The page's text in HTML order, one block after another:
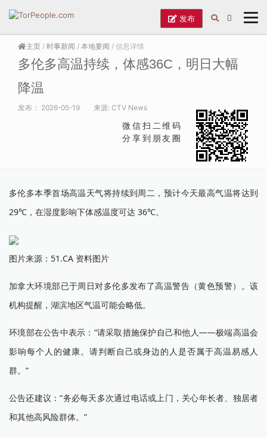
发布
主页 / 时事新闻 / 本地要闻 / 信息详情
多伦多高温持续，体感36C，明日大幅
降温
发布： 2026-05-19 来源: CTV News
微信扫二维码
分享到朋友圈
多伦多本季首场高温天气将持续到周二，预计今天最高气温将达到
29℃，在湿度影响下体感温度可达 36℃。
图片来源：51.CA 资料图片
加拿大环境部已于周日对多伦多发布了高温警告（黄色预警）。该
机构提醒，湖滨地区气温可能会略低。
环境部在公告中表示：“请采取措施保护自己和他人——极端高温会
影响每个人的健康。请判断自己或身边的人是否属于高温易感人
群。”
公告还建议：“务必每天多次通过电话或上门，关心年长者、独居者
和其他高风险群体。”